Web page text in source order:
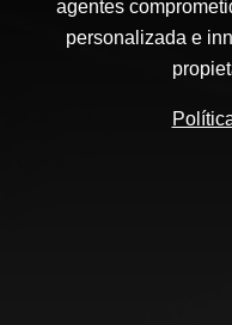
agentes
personalizada e